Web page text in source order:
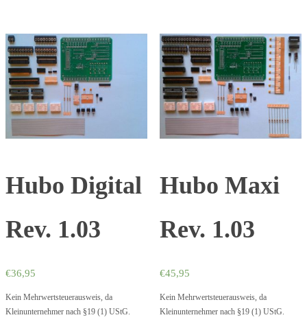
Hubo Digital
Rev. 1.03
€36,95
Kein Mehrwertsteuerausweis, da
Kleinunternehmer nach §19 (1) UStG.
Hubo Maxi
Rev. 1.03
€45,95
Kein Mehrwertsteuerausweis, da
Kleinunternehmer nach §19 (1) UStG.